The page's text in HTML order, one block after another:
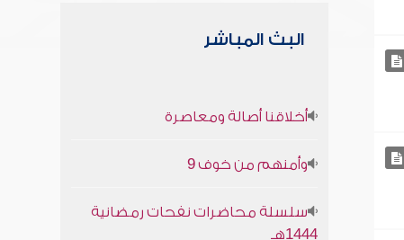
البث المباشر
أخلاقنا أصالة ومعاصرة
وأمنهم من خوف 9
سلسلة محاضرات نفحات رمضانية
1444هـ